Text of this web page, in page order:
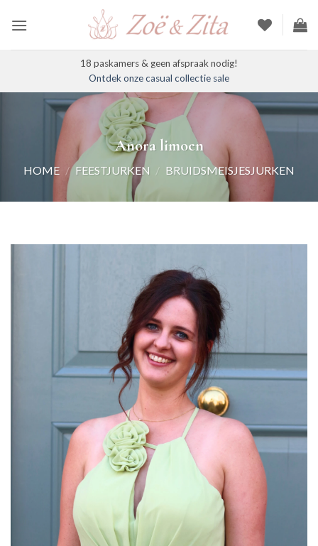
naar
18 paskamers & geen afspraak nodig!
Ontdek onze casual collectie sale
Anora limoen
HOME / FEESTJURKEN / BRUIDSMEISJESJURKEN